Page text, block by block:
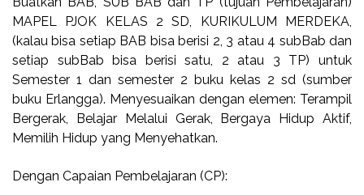
MAPEL PJOK KELAS 2 SD, KURIKULUM MERDEKA,
(kalau bisa setiap BAB bisa berisi 2, 3 atau 4 subBab dan
setiap subBab bisa berisi satu, 2 atau 3 TP) untuk
Semester 1 dan semester 2 buku kelas 2 sd (sumber
buku Erlangga). Menyesuaikan dengan elemen: Terampil
Bergerak, Belajar Melalui Gerak, Bergaya Hidup Aktif,
Memilih Hidup yang Menyehatkan.
Dengan Capaian Pembelajaran (CP):